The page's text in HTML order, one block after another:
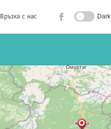
Връзка с нас Dark